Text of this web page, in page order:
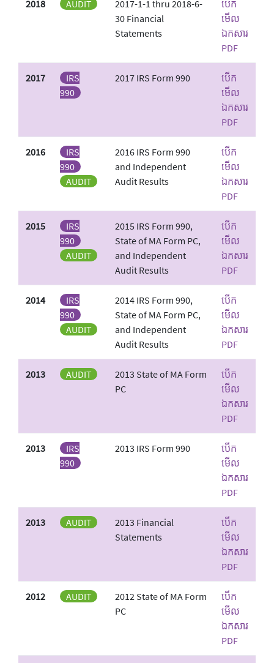
2018 AUDIT
2017-1-1 thru 2018-6-
30 Financial
Statements
បើក
មើល
ឯកសារ
PDF
2017
IRS
990
2017 IRS Form 990
បើក
មើល
ឯកសារ
PDF
2016
IRS
990
AUDIT
2016 IRS Form 990
and Independent
Audit Results
បើក
មើល
ឯកសារ
PDF
2015
IRS
990
AUDIT
2015 IRS Form 990,
State of MA Form PC,
and Independent
Audit Results
បើក
មើល
ឯកសារ
PDF
2014
IRS
990
AUDIT
2014 IRS Form 990,
State of MA Form PC,
and Independent
Audit Results
បើក
មើល
ឯកសារ
PDF
2013 AUDIT
2013 State of MA Form
PC
បើក
មើល
ឯកសារ
PDF
2013
IRS
990
2013 IRS Form 990
បើក
មើល
ឯកសារ
PDF
2013 AUDIT
2013 Financial
Statements
បើក
មើល
ឯកសារ
PDF
2012 AUDIT
2012 State of MA Form
PC
បើក
មើល
ឯកសារ
PDF